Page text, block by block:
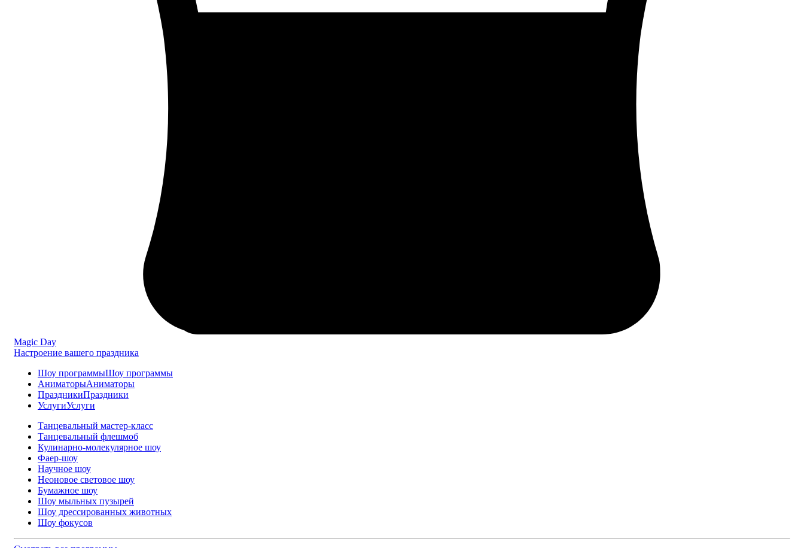
Magic Day
Настроение вашего праздника
Шоу программыШоу программы
АниматорыАниматоры
ПраздникиПраздники
УслугиУслуги
Танцевальный мастер-класс
Танцевальный флешмоб
Кулинарно-молекулярное шоу
Фаер-шоу
Научное шоу
Неоновое световое шоу
Бумажное шоу
Шоу мыльных пузырей
Шоу дрессированных животных
Шоу фокусов